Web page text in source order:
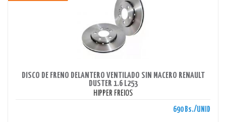
DISCO DE FRENO DELANTERO VENTILADO SIN MACERO RENAULT
DUSTER 1.6 L253
HIPPER FREIOS
690 Bs./UNID